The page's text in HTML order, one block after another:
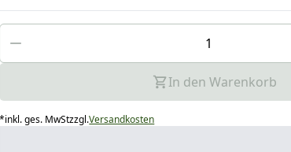
In den Warenkorb
*inkl. ges. MwStzzgl.Versandkosten